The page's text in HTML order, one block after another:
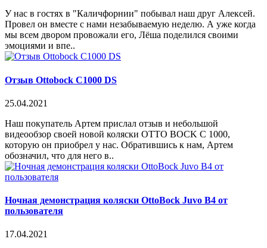
У нас в гостях в "Каличфорнии" побывал наш друг Алексей.
Провел он вместе с нами незабываемую неделю. А уже когда
мы всем двором провожали его, Лёша поделился своими
эмоциями и впе..
Отзыв Ottobock C1000 DS
25.04.2021
Наш покупатель Артем прислал отзыв и небольшой
видеообзор своей новой коляски OTTO BOCK C 1000,
которую он приобрел у нас. Обратившись к нам, Артем
обозначил, что для него в..
Ночная демонстрация коляски OttoBock Juvo B4 от
пользователя
17.04.2021